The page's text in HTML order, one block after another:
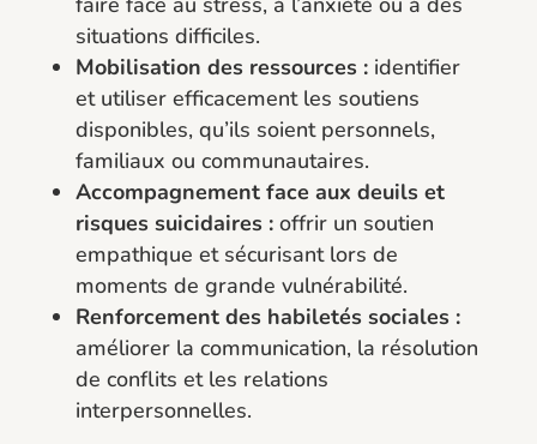
situations difficiles.
Mobilisation des ressources :identifier
et utiliser efficacement les soutiens
disponibles, qu’ils soient personnels,
familiaux ou communautaires.
Accompagnement face aux deuils et
risques suicidaires :offrir un soutien
empathique et sécurisant lors de
moments de grande vulnérabilité.
Renforcement des habiletés sociales :
améliorer la communication, la résolution
de conflits et les relations
interpersonnelles.